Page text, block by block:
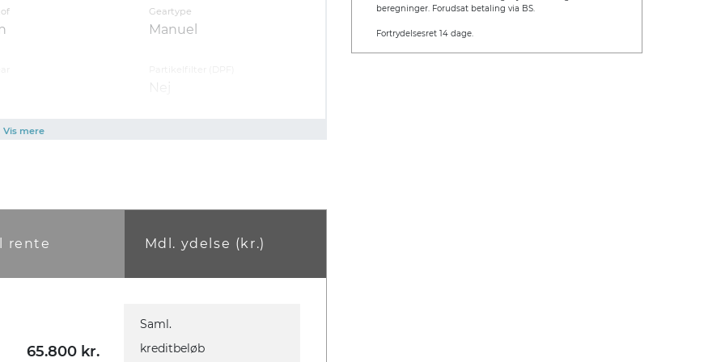
Geartype
Manuel
Ja
SUV
Vis mere
rente Mdl. ydelse (kr.)
65.800 kr.
Saml.
kreditbeløb
beregninger. Forudsat betaling via BS.
Fortrydelsesret 14 dage.